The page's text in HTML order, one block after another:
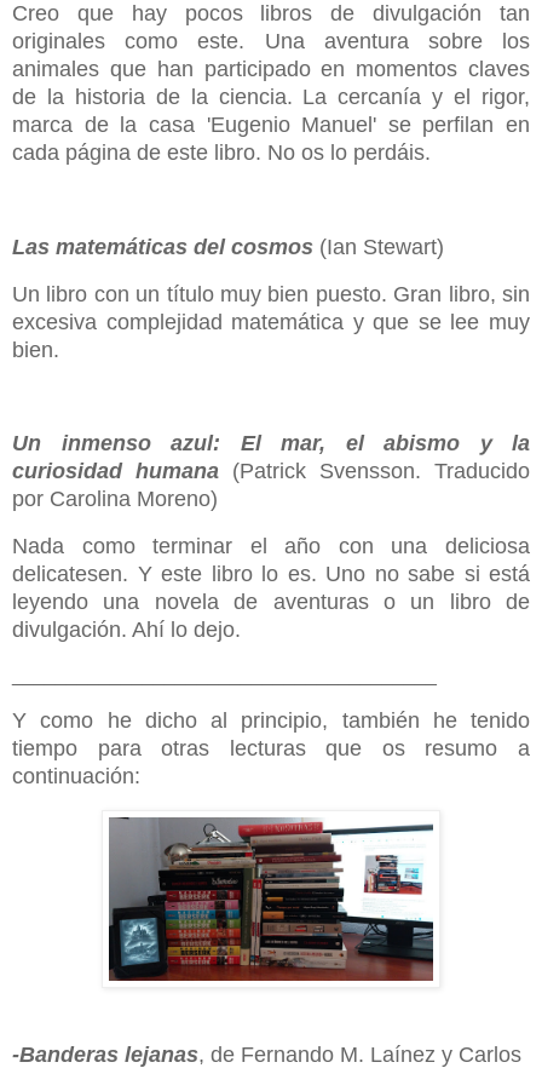
Creo que hay pocos libros de divulgación tan
originales como este. Una aventura sobre los
animales que han participado en momentos claves
de la historia de la ciencia. La cercanía y el rigor,
marca de la casa 'Eugenio Manuel' se perfilan en
cada página de este libro. No os lo perdáis.
Las matemáticas del cosmos (Ian Stewart)
Un libro con un título muy bien puesto. Gran libro, sin
excesiva complejidad matemática y que se lee muy
bien.
Un inmenso azul: El mar, el abismo y la
curiosidad humana (Patrick Svensson. Traducido
por Carolina Moreno)
Nada como terminar el año con una deliciosa
delicatesen. Y este libro lo es. Uno no sabe si está
leyendo una novela de aventuras o un libro de
divulgación. Ahí lo dejo.
Y como he dicho al principio, también he tenido
tiempo para otras lecturas que os resumo a
continuación:
-Banderas lejanas, de Fernando M. Laínez y Carlos